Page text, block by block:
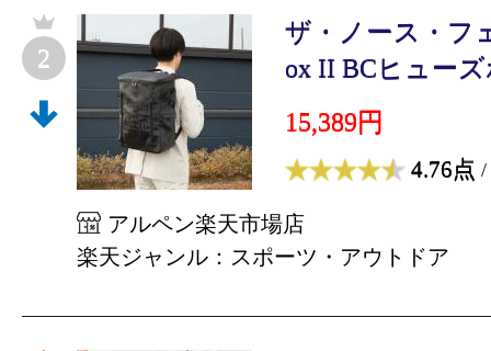
2
ザ・ノース・フ
ox II BCヒュー
15,389円
4.76点 /
アルペン楽天市場店
楽天ジャンル：スポーツ・アウトドア